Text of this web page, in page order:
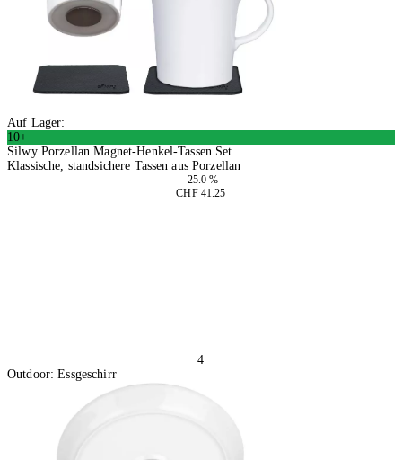
Auf Lager:
10+
Silwy Porzellan Magnet-Henkel-Tassen Set
Klassische, standsichere Tassen aus Porzellan
-25.0 %
CHF 41.25
4
Outdoor: Essgeschirr